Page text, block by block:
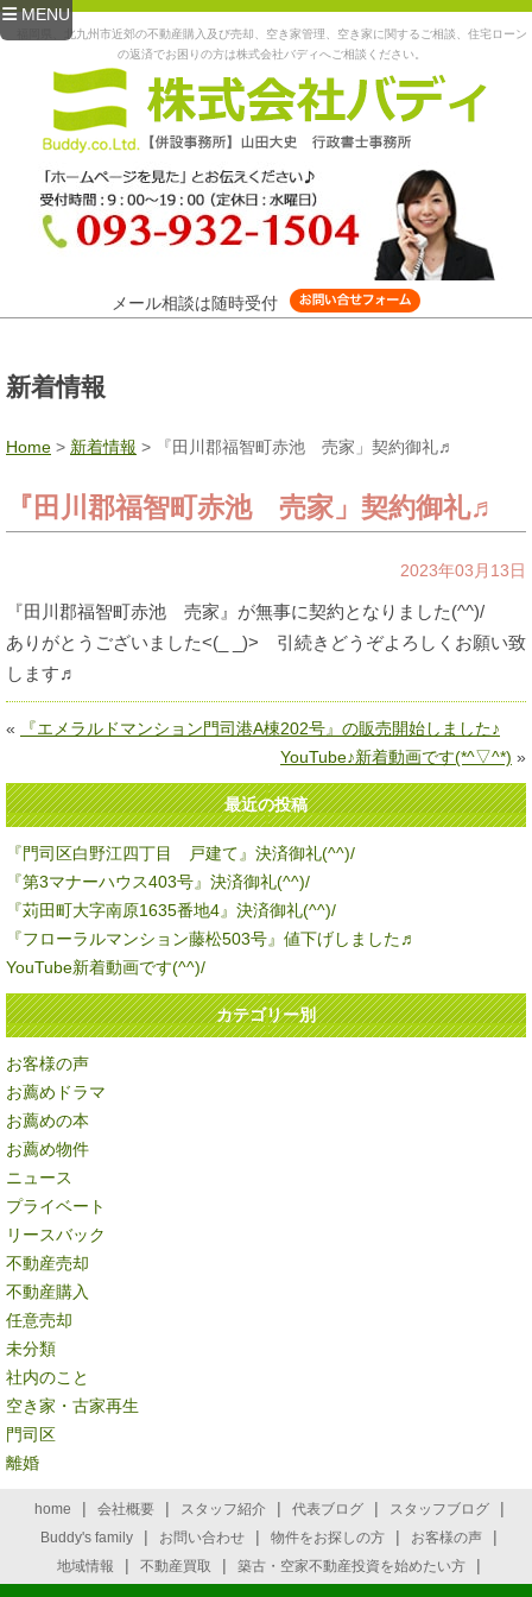
MENU
福岡県、北九州市近郊の不動産購入及び売却、空き家管理、空き家に関するご相談、住宅ローン
の返済でお困りの方は株式会社バディへご相談ください。
メール相談は随時受付
新着情報
Home > 新着情報 > 『田川郡福智町赤池 売家」契約御礼♬
『田川郡福智町赤池 売家」契約御礼♬
2023年03月13日
『田川郡福智町赤池 売家』が無事に契約となりました(^^)/
ありがとうございました<(_ _)> 引続きどうぞよろしくお願い致
します♬
«
『エメラルドマンション門司港A棟202号』の販売開始しました♪
YouTube♪新着動画です(*^▽^*) »
最近の投稿
『門司区白野江四丁目 戸建て』決済御礼(^^)/
『第3マナーハウス403号』決済御礼(^^)/
『苅田町大字南原1635番地4』決済御礼(^^)/
『フローラルマンション藤松503号』値下げしました♬
YouTube新着動画です(^^)/
カテゴリー別
お客様の声
お薦めドラマ
お薦めの本
お薦め物件
ニュース
プライベート
リースバック
不動産売却
不動産購入
任意売却
未分類
社内のこと
空き家・古家再生
門司区
離婚
home | 会社概要 | スタッフ紹介 | 代表ブログ | スタッフブログ |
Buddy's family | お問い合わせ | 物件をお探しの方 | お客様の声 |
地域情報 | 不動産買取 | 築古・空家不動産投資を始めたい方 |